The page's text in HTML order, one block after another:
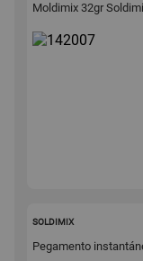
Moldimix 32gr
SOLDIMIX
Pegamento